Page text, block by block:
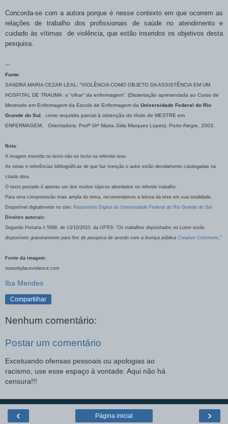
Concorda-se com a autora porque é nesse contexto em que ocorrem as
relações de trabalho dos profissionais de saúde no atendimento e
cuidado às vítimas de violência, que estão inseridos os objetivos desta
pesquisa.
---
Fonte:
SANDRA MARIA CEZAR LEAL: “VIOLÊNCIA COMO OBJETO DA ASSISTÊNCIA EM UM
HOSPITAL DE TRAUMA: o “olhar” da enfermagem”. (Dissertação apresentada ao Curso de
Mestrado em Enfermagem da Escola de Enfermagem da Universidade Federal do Rio
Grande do Sul , como requisito parcial à obtenção do título de MESTRE em
ENFERMAGEM. Orientadora: Profª Drª Marta Júlia Marques Lopes). Porto Alegre, 2003.
Nota:
A imagem inserida no texto não se inclui na referida tese.
As notas e referências bibliográficas de que faz menção o autor estão devidamente catalogadas na
citada obra.
O texto postado é apenas um dos muitos tópicos abordados no referido trabalho.
Para uma compreensão mais ampla do tema, recomendamos a leitura da tese em sua totalidade.
Disponível digitalmente no site: Repositório Digital da Universidade Federal do Rio Grande do Sul
Direitos autorais:
Segundo Portaria n 5068, de 13/10/2010, da UFRS: “Os trabalhos depositados no Lume estão
disponíveis gratuitamente para fins de pesquisa de acordo com a licença pública Creative Commons .”
Fonte da imagem:
noworkplaceviolence.com
Iba Mendes
Compartilhar
Nenhum comentário:
Postar um comentário
Excetuando ofensas pessoais ou apologias ao
racismo, use esse espaço à vontade. Aqui não há
censura!!!
‹ ›
Página inicial